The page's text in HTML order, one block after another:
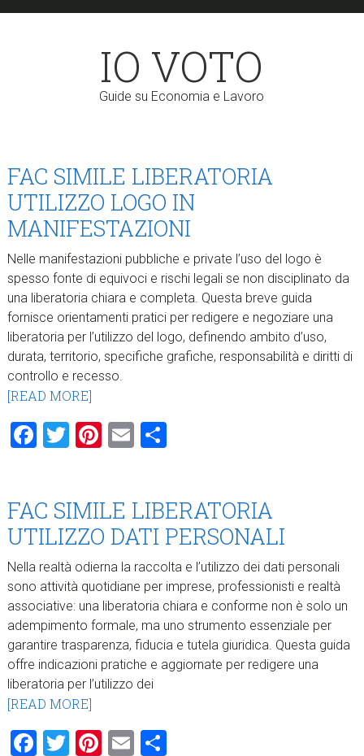
Skip
Skip
IO VOTO
Guide su Economia e Lavoro
FAC SIMILE LIBERATORIA
UTILIZZO LOGO IN
MANIFESTAZIONI​
Nelle manifestazioni pubbliche e private l’uso del logo è
spesso fonte di equivoci e rischi legali se non disciplinato da
una liberatoria chiara e completa. Questa breve guida
fornisce orientamenti pratici per redigere e negoziare una
liberatoria per l’utilizzo del logo, definendo ambito d’uso,
durata, territorio, specifiche grafiche, responsabilità e diritti di
controllo e recesso.
[READ MORE]
Facebook
Twitter
Pinterest
EmailCondividi
FAC SIMILE LIBERATORIA
UTILIZZO DATI PERSONALI​
Nella realtà odierna la raccolta e l’utilizzo dei dati personali
sono attività quotidiane per imprese, professionisti e realtà
associative: una liberatoria chiara e conforme non è solo un
adempimento formale, ma uno strumento essenziale per
garantire trasparenza, fiducia e tutela giuridica. Questa guida
offre indicazioni pratiche e aggiornate per redigere una
liberatoria per l’utilizzo dei
[READ MORE]
Facebook
Twitter
Pinterest
EmailCondividi